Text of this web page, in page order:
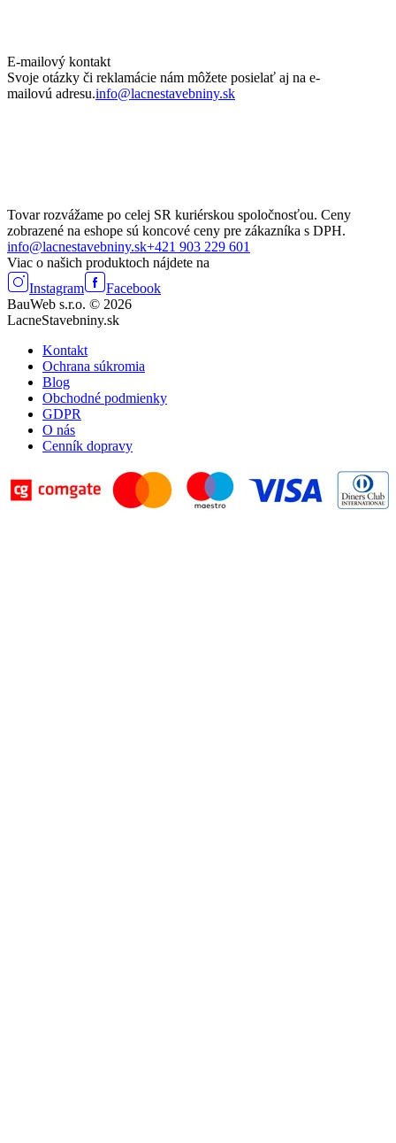
E-mailový kontakt
Svoje otázky či reklamácie nám môžete posielať aj na e-
mailovú adresu.info@lacnestavebniny.sk
Tovar rozvážame po celej SR kuriérskou spoločnosťou. Ceny
zobrazené na eshope sú koncové ceny pre zákazníka s DPH.
info@lacnestavebniny.sk+421 903 229 601
Viac o našich produktoch nájdete na
Instagram
Facebook
BauWeb s.r.o. © 2026
LacneStavebniny.sk
Kontakt
Ochrana súkromia
Blog
Obchodné podmienky
GDPR
O nás
Cenník dopravy